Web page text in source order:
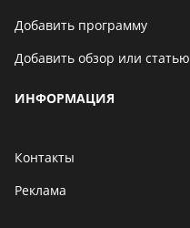
Добавить программу
Добавить обзор или статью
ИНФОРМАЦИЯ
Контакты
Реклама